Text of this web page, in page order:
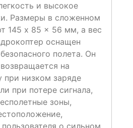
и высокое
Размеры в сложенном
145 x 85 x 56 мм, а вес
оснащен
полета. Он
на
при низком заряде
при потере сигнала,
зоны,